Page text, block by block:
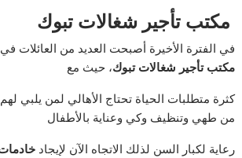
مكتب تأجير شغالات تبوك
في الفترة الأخيرة أصبحت العديد من العائلات
مكتب تأجير شغالات تبوك، حيث مع
كثرة متطلبات الحياة تحتاج الأهالي لمن يلبي لهم
من طهي وتنظيف وكي وعناية بالأطفال
رعاية لكبار السن لذلك الاتجاه الآن لإيجاد